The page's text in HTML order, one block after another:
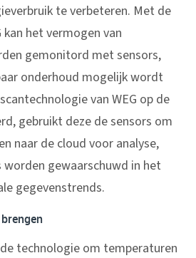
te verbeteren. Met de
het vermogen van
gemonitord met sensors,
onderhoud mogelijk wordt
van WEG op de
gebruikt deze de sensors om
naar de cloud voor analyse,
gewaarschuwd in het
gegevenstrends.
technologie om temperaturen